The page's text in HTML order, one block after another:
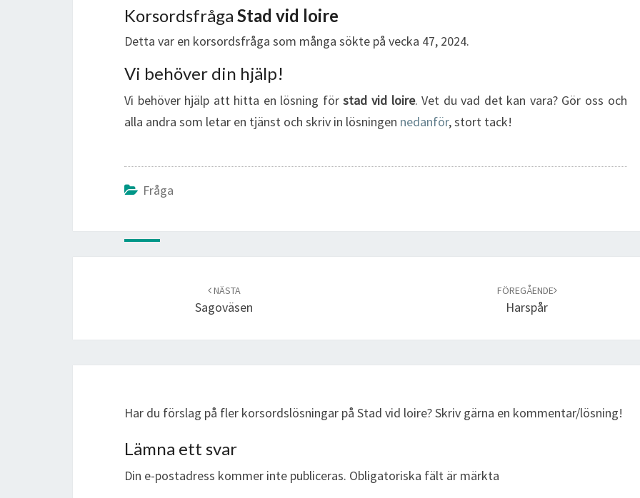
Korsordsfråga Stad vid loire
Detta var en korsordsfråga som många sökte på vecka 47, 2024.
Vi behöver din hjälp!
Vi behöver hjälp att hitta en lösning förstad vid loire. Vet du vad det kan vara? Gör oss och
alla andra som letar en tjänst och skriv in lösningen nedanför, stort tack!
Fråga
NÄSTA
Sagoväsen
FÖREGÅENDE
Harspår
Har du förslag på fler korsordslösningar på Stad vid loire? Skriv gärna en kommentar/lösning!
Lämna ett svar
Din e-postadress kommer inte publiceras. Obligatoriska fält är märkta